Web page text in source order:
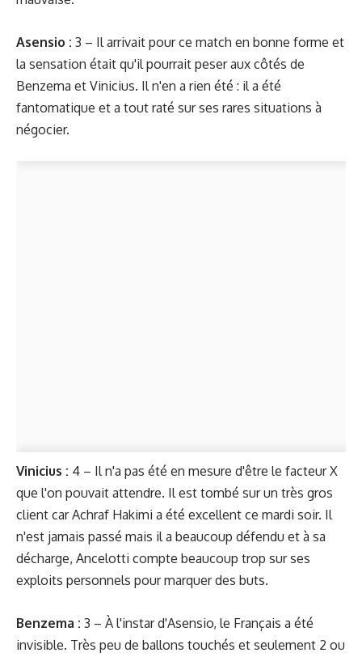
Asensio : 3 – Il arrivait pour ce match en bonne forme et
la sensation était qu'il pourrait peser aux côtés de
Benzema et Vinicius. Il n'en a rien été : il a été
fantomatique et a tout raté sur ses rares situations à
négocier.
Vinicius : 4 – Il n'a pas été en mesure d'être le facteur X
que l'on pouvait attendre. Il est tombé sur un très gros
client car Achraf Hakimi a été excellent ce mardi soir. Il
n'est jamais passé mais il a beaucoup défendu et à sa
décharge, Ancelotti compte beaucoup trop sur ses
exploits personnels pour marquer des buts.
Benzema : 3 – À l'instar d'Asensio, le Français a été
invisible. Très peu de ballons touchés et seulement 2 ou